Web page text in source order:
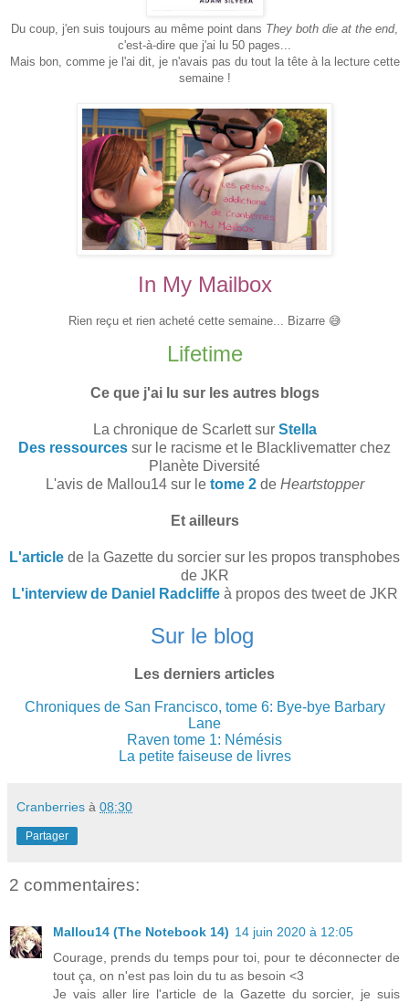
Du coup, j'en suis toujours au même point dans They both die at the end,
c'est-à-dire que j'ai lu 50 pages...
Mais bon, comme je l'ai dit, je n'avais pas du tout la tête à la lecture cette
semaine !
In My Mailbox
Rien reçu et rien acheté cette semaine... Bizarre 😅
Lifetime
Ce que j'ai lu sur les autres blogs
La chronique de Scarlett sur Stella
Des ressources sur le racisme et le Blacklivematter chez
Planète Diversité
L'avis de Mallou14 sur le tome 2de Heartstopper
Et ailleurs
L'article de la Gazette du sorcier sur les propos transphobes
de JKR
L'interview de Daniel Radcliffeà propos des tweet de JKR
Sur le blog
Les derniers articles
Chroniques de San Francisco, tome 6: Bye-bye Barbary
Lane
Raven tome 1: Némésis
La petite faiseuse de livres
Cranberries à 08:30
Partager
2 commentaires:
Mallou14 (The Notebook 14) 14 juin 2020 à 12:05
Courage, prends du temps pour toi, pour te déconnecter de
tout ça, on n'est pas loin du tu as besoin <3
Je vais aller lire l'article de la Gazette du sorcier, je suis